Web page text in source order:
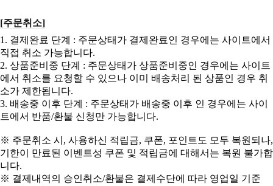
[주문취소]
1. 결제완료 단계 : 주문상태가 결제완료인 경우에는 사이트에서
직접 취소 가능합니다.
2. 상품준비중 단계 : 주문상태​가 상품준비중인 경우에는 사이트
에서 취소를 요청할 수 있으나 이미 배송처리 된 상품인 경우 취
소가 제한됩니다.
3. 배송중 이후 단계 : 주문상태가 배송중 이후 인 경우에는 사이
트에서 반품/환불 신청만 가능합니다.
※ 주문취소 시, 사용하신 적립금, 쿠폰, 포인트도 모두 복원되나,
기한이 만료된 이벤트성 쿠폰 및 적립금에 대해서는 복원 불가합
니다.
※ 결제내역의 승인취소/환불은 결제수단에 따라 영업일 기준